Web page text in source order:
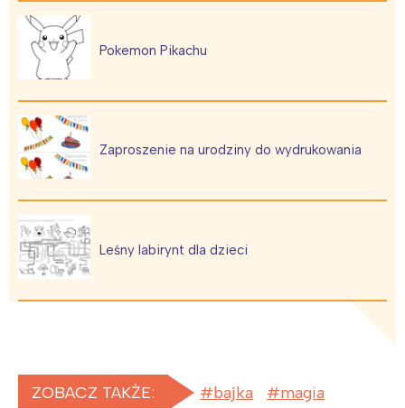
Pokemon Pikachu
Zaproszenie na urodziny do wydrukowania
Leśny labirynt dla dzieci
ZOBACZ TAKŻE: bajka magia